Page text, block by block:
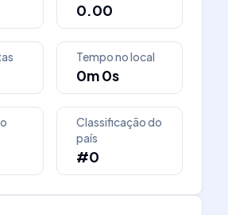
0.00
Tempo no local
0m 0s
Classificação do
país
#0